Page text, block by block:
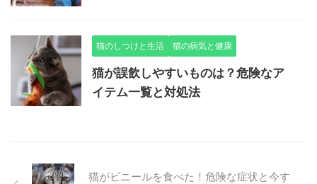
猫のしつけと生活 猫の病気と健康
猫が誤飲しやすいものは？危険なア
イテム一覧と対処法
猫がビニールを食べた！危険な症状と今す